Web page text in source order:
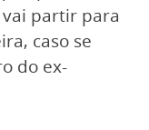
partir para
caso se
do ex-